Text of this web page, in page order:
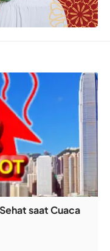
saat Cuaca